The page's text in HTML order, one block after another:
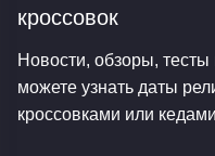
кроссовок
Новости, обзоры, тесты
можете узнать даты
кроссовками или кедами.